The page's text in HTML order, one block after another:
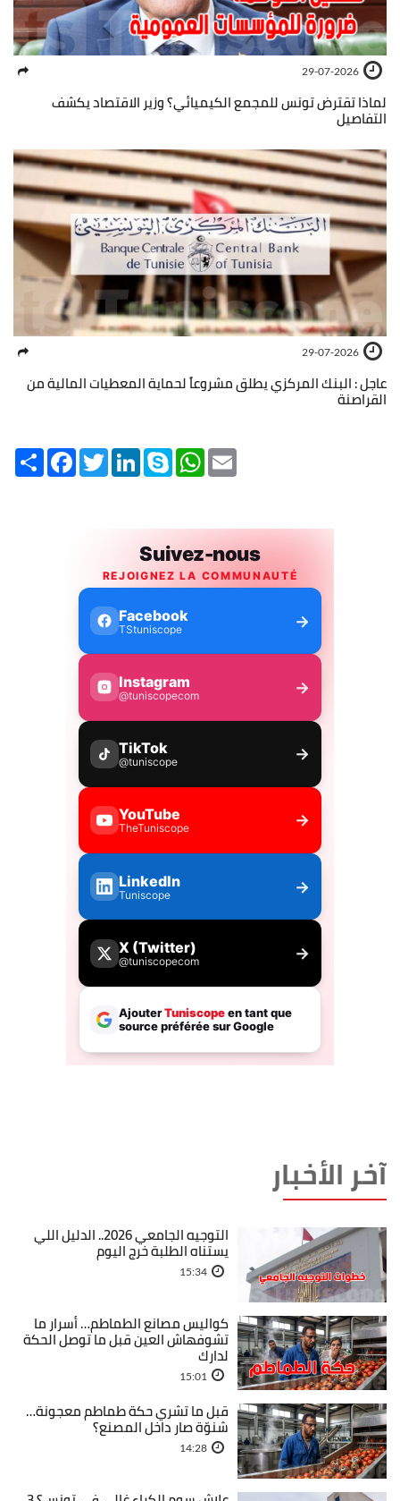
29-07-2026
لماذا تقترض تونس للمجمع الكيميائي؟ وزير الاقتصاد يكشف
التفاصيل
29-07-2026
عاجل : البنك المركزي يطلق مشروعاً لحماية المعطيات المالية من
القراصنة
Share FacebookTwitterLinkedInSkype WhatsApp
آخر الأخبار
التوجيه الجامعي 2026.. الدليل اللي
يستناه الطلبة خرج اليوم
15:34
كواليس مصانع الطماطم… أسرار ما
تشوفهاش العين قبل ما توصل الحكة
لدارك
15:01
قبل ما تشري حكة طماطم معجونة…
شنوّة صار داخل المصنع؟
14:28